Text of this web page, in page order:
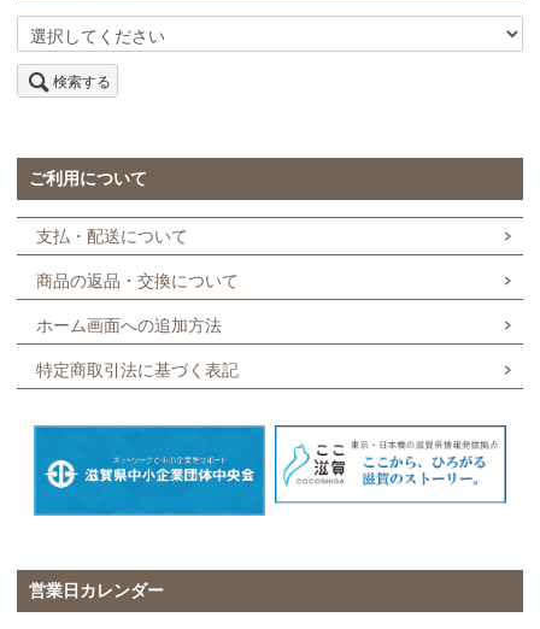
検索する
ご利用について
支払・配送について
商品の返品・交換について
ホーム画面への追加方法
特定商取引法に基づく表記
営業日カレンダー